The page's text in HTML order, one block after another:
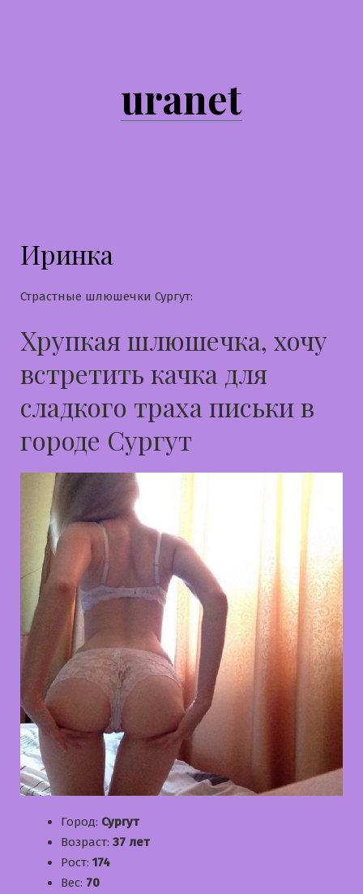
uranet
Иринка
Страстные шлюшечки Сургут:
Хрупкая шлюшечка, хочу
встретить качка для
сладкого траха письки в
городе Сургут
Город: Сургут
Возраст: 37 лет
Рост: 174
Вес: 70